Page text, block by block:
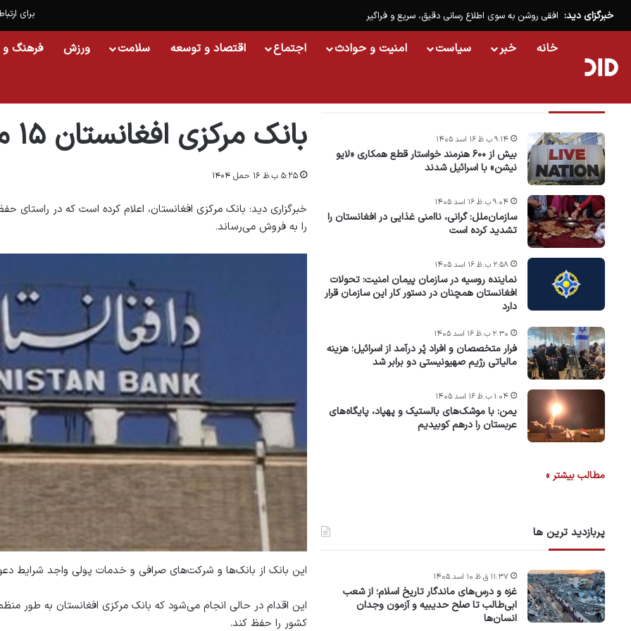
برای خبرگزای دید: افقی روشن به سوی اطلاع رسانی دقیق، سریع و فراگیر
خانه خبر سیاست امنیت و حوادث اجتماع اقتصاد و توسعه سلامت ورزش فرهنگ و
بانک مرکزی افغانستان ۱۵ میلیون دالر را لیلام می‌کند
۵:۲۵ ب.ظ ۱۶ حمل ۱۴۰۴
را به فروش می‌رساند.
این بانک از بانک‌ها و شرکت‌های صرافی و خدمات پولی واجد شرایط
این اقدام در حالی انجام می‌شود که بانک مرکزی افغانستان به طور
کشور را حفظ کند.
بیش از ۶۰۰ هنرمند خواستار قطع همکاری «لایو
نیشن» با اسرائیل شدند
۹:۱۴ ب.ظ ۱۶ اسد ۱۴۰۵
سازمان‌ملل: گرانی، ناامنی غذایی در افغانستان را
تشدید کرده است
۹:۰۴ ب.ظ ۱۶ اسد ۱۴۰۵
نماینده روسیه در سازمان پیمان امنیت: تحولات
افغانستان همچنان در دستور کار این سازمان قرار
دارد
۲:۵۸ ب.ظ ۱۶ اسد ۱۴۰۵
فرار متخصصان و افراد پُر درآمد از اسرائیل؛ هزینه
مالیاتی رژیم صهیونیستی دو برابر شد
۲:۳۰ ب.ظ ۱۶ اسد ۱۴۰۵
یمن: با موشک‌های بالستیک و پهپاد، پایگاه‌های
عربستان را درهم کوبیدیم
۱:۰۴ ب.ظ ۱۶ اسد ۱۴۰۵
مطالب بیشتر »
پربازدید ترین ها
غزه و درس‌های ماندگار تاریخ اسلام؛ از شعب
ابی‌طالب تا صلح حدیبیه و آزمون وجدان
انسان‌ها
۱۱:۳۷ ق.ظ ۱۰ اسد ۱۴۰۵